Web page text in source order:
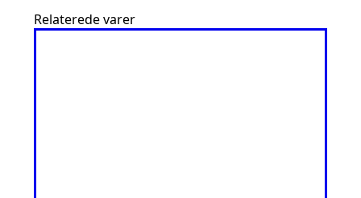
Relaterede varer